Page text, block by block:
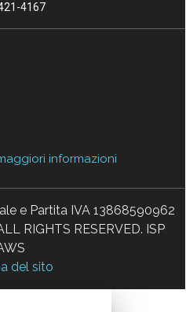
4167
informazioni
e Partita IVA 13868590962
RIGHTS RESERVED. ISP
del sito